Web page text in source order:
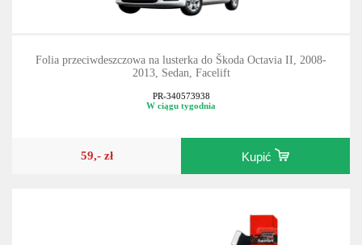
Folia przeciwdeszczowa na lusterka do Škoda Octavia II, 2008-
2013, Sedan, Facelift
PR-340573938
W ciągu tygodnia
59,- zł Kupić